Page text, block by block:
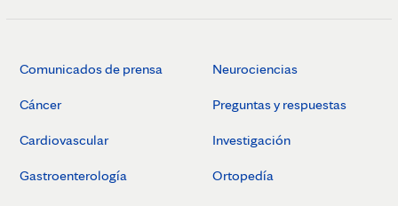
Comunicados de prensa
Cáncer
Cardiovascular
Gastroenterología
Neurociencias
Preguntas y respuestas
Investigación
Ortopedía